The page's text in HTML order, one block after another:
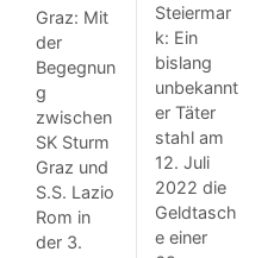
Graz: Mit
der
Begegnun
g
zwischen
SK Sturm
Graz und
S.S. Lazio
Rom in
der 3.
Steiermar
k: Ein
bislang
unbekannt
er Täter
stahl am
12. Juli
2022 die
Geldtasch
e einer